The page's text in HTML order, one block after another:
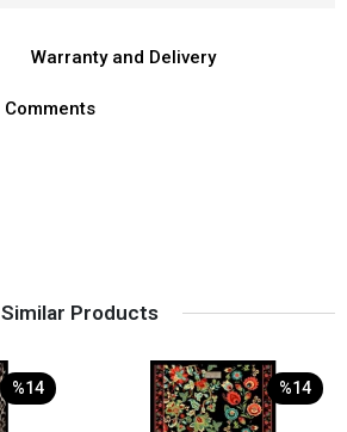
Warranty and Delivery
Comments
Similar Products
%14 %14